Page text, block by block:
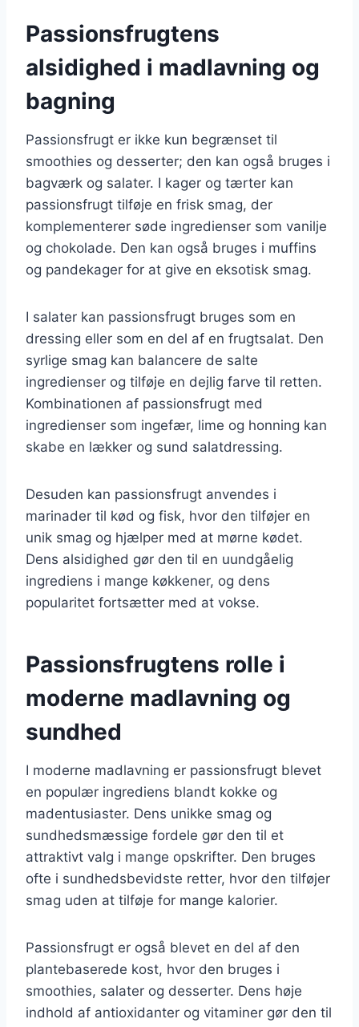
Passionsfrugtens
alsidighed i madlavning og
bagning
Passionsfrugt er ikke kun begrænset til
smoothies og desserter; den kan også bruges i
bagværk og salater. I kager og tærter kan
passionsfrugt tilføje en frisk smag, der
komplementerer søde ingredienser som vanilje
og chokolade. Den kan også bruges i muffins
og pandekager for at give en eksotisk smag.
I salater kan passionsfrugt bruges som en
dressing eller som en del af en frugtsalat. Den
syrlige smag kan balancere de salte
ingredienser og tilføje en dejlig farve til retten.
Kombinationen af passionsfrugt med
ingredienser som ingefær, lime og honning kan
skabe en lækker og sund salatdressing.
Desuden kan passionsfrugt anvendes i
marinader til kød og fisk, hvor den tilføjer en
unik smag og hjælper med at mørne kødet.
Dens alsidighed gør den til en uundgåelig
ingrediens i mange køkkener, og dens
popularitet fortsætter med at vokse.
Passionsfrugtens rolle i
moderne madlavning og
sundhed
I moderne madlavning er passionsfrugt blevet
en populær ingrediens blandt kokke og
madentusiaster. Dens unikke smag og
sundhedsmæssige fordele gør den til et
attraktivt valg i mange opskrifter. Den bruges
ofte i sundhedsbevidste retter, hvor den tilføjer
smag uden at tilføje for mange kalorier.
Passionsfrugt er også blevet en del af den
plantebaserede kost, hvor den bruges i
smoothies, salater og desserter. Dens høje
indhold af antioxidanter og vitaminer gør den til